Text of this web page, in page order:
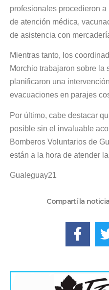
profesionales procedieron
de atención médica,
de asistencia con
Mientras tanto, los
Morchio trabajaron sobre la
planificaron una
evacuaciones en parajes
Por último, cabe destacar
posible sin el invaluable
Bomberos Voluntarios de
están a la hora de atender
Gualeguay21
Compartí la